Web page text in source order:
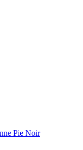
Pie Noir